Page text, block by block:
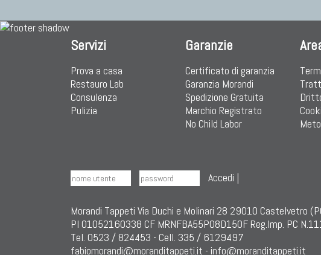
Servizi
Prova a casa
Restauro Lab
Consulenza
Pulizia
Garanzie
Certificato di garanzia
Garanzia Morandi
Spedizione Gratuita
Marchio Registrato
No Child Labor
Accedi |
Morandi Tappeti Via Duchi e Molinari 28 29010 Castelvetro
PI 01052160338 CF MRNFBA55P08D150F Reg.Imp. PC
Tel. 0523 / 824453 - Cell. 335 / 6129497
fabiomorandi@moranditappeti.it - info@moranditappeti.it